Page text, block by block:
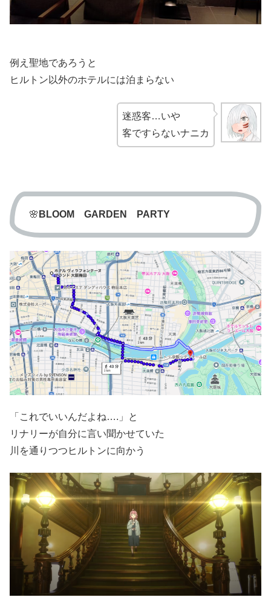
例え聖地であろうと
ヒルトン以外のホテルには泊まらない
迷惑客…いや
客ですらないナニカ
🌸 BLOOM GARDEN PARTY
「これでいいんだよね….」と
リナリーが自分に言い聞かせていた
川を通りつつヒルトンに向かう